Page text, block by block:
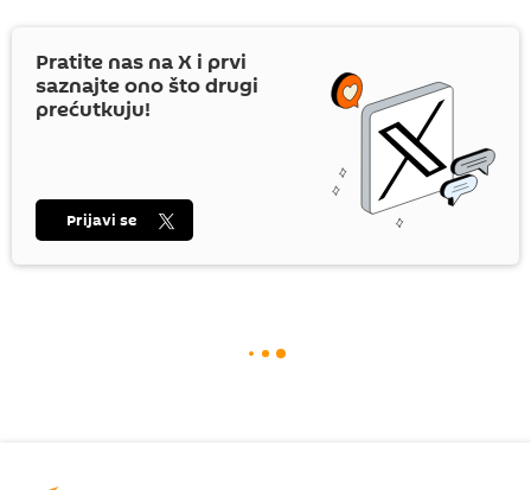
Pratite nas naX i prvi
saznajte ono što drugi
prećutkuju!
Prijavi se